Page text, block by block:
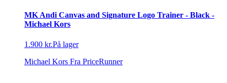
MK Andi Canvas and Signature Logo Trainer - Black -
Michael Kors
1.900 kr.På lager
Michael Kors Fra PriceRunner